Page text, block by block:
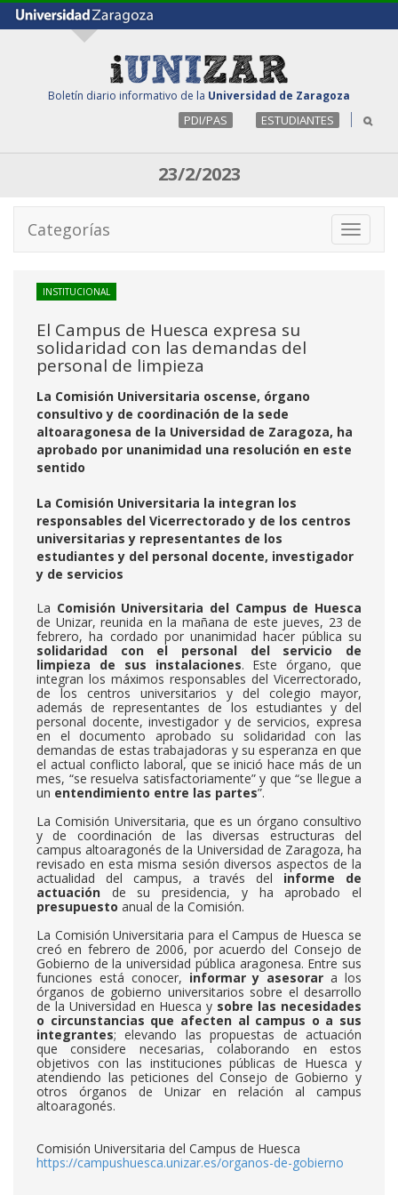
Boletín diario informativo de la Universidad de Zaragoza
PDI/PAS ESTUDIANTES
23/2/2023
Toggle
Categorías
INSTITUCIONAL
El Campus de Huesca expresa su
solidaridad con las demandas del
personal de limpieza
La Comisión Universitaria oscense, órgano
consultivo y de coordinación de la sede
altoaragonesa de la Universidad de Zaragoza, ha
aprobado por unanimidad una resolución en este
sentido
La Comisión Universitaria la integran los
responsables del Vicerrectorado y de los centros
universitarias y representantes de los
estudiantes y del personal docente, investigador
y de servicios
La Comisión Universitaria del Campus de Huesca
de Unizar, reunida en la mañana de este jueves, 23 de
febrero, ha cordado por unanimidad hacer pública su
solidaridad con el personal del servicio de
limpieza de sus instalaciones. Este órgano, que
integran los máximos responsables del Vicerrectorado,
de los centros universitarios y del colegio mayor,
además de representantes de los estudiantes y del
personal docente, investigador y de servicios, expresa
en el documento aprobado su solidaridad con las
demandas de estas trabajadoras y su esperanza en que
el actual conflicto laboral, que se inició hace más de un
mes, “se resuelva satisfactoriamente” y que “se llegue a
un entendimiento entre las partes”.
La Comisión Universitaria, que es un órgano consultivo
y de coordinación de las diversas estructuras del
campus altoaragonés de la Universidad de Zaragoza, ha
revisado en esta misma sesión diversos aspectos de la
actualidad del campus, a través del informe de
actuación de su presidencia, y ha aprobado el
presupuesto anual de la Comisión.
La Comisión Universitaria para el Campus de Huesca se
creó en febrero de 2006, por acuerdo del Consejo de
Gobierno de la universidad pública aragonesa. Entre sus
funciones está conocer, informar y asesorar a los
órganos de gobierno universitarios sobre el desarrollo
de la Universidad en Huesca y sobre las necesidades
o circunstancias que afecten al campus o a sus
integrantes; elevando las propuestas de actuación
que considere necesarias, colaborando en estos
objetivos con las instituciones públicas de Huesca y
atendiendo las peticiones del Consejo de Gobierno y
otros órganos de Unizar en relación al campus
altoaragonés.
Comisión Universitaria del Campus de Huesca
https://campushuesca.unizar.es/organos-de-gobierno